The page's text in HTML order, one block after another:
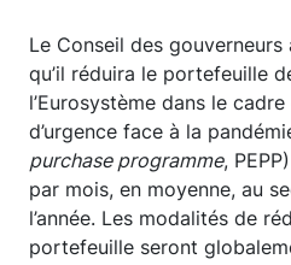
Le Conseil des
qu’il réduira le portefeuille
l’Eurosystème dans le
d’urgence face à la
purchase programme,
par mois, en moyenne, au
l’année. Les modalités de
portefeuille seront